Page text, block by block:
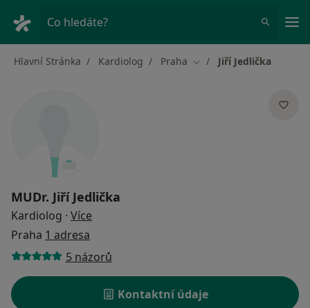
Co hledáte?
Hlavní Stránka Kardiolog Praha Změna města
Jiří Jedlička
MUDr. Jiří Jedlička
Kardiolog · Více
Praha 1 adresa
5 názorů
Kontaktní údaje